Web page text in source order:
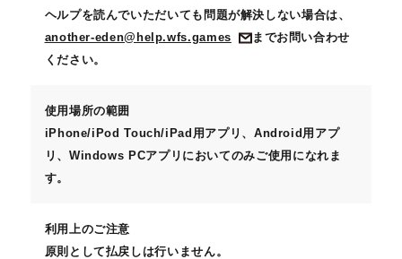
ヘルプを読んでいただいても問題が解決しない場合は、
another-eden@help.wfs.games
までお問い合わせ
ください。
使用場所の範囲
iPhone/iPod Touch/iPad用アプリ、Android用アプ
リ、Windows PCアプリにおいてのみご使用になれま
す。
利用上のご注意
原則として払戻しは行いません。